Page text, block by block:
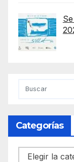
Categorías
Categorías